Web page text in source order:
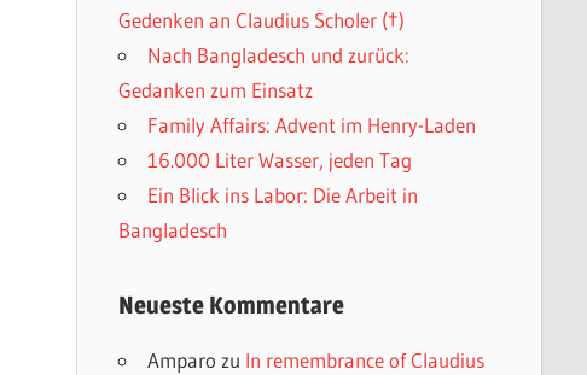
Gedenken an Claudius Scholer (†)
Nach Bangladesch und zurück:
Gedanken zum Einsatz
Family Affairs: Advent im Henry-Laden
16.000 Liter Wasser, jeden Tag
Ein Blick ins Labor: Die Arbeit in
Bangladesch
Neueste Kommentare
Amparo zu In remembrance of Claudius